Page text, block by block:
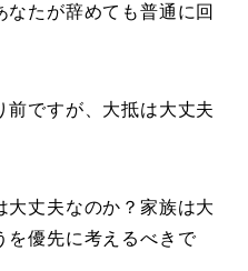
たが辞めても普通に回
前ですが、大抵は大丈夫
大丈夫なのか？家族は大
を優先に考えるべきで